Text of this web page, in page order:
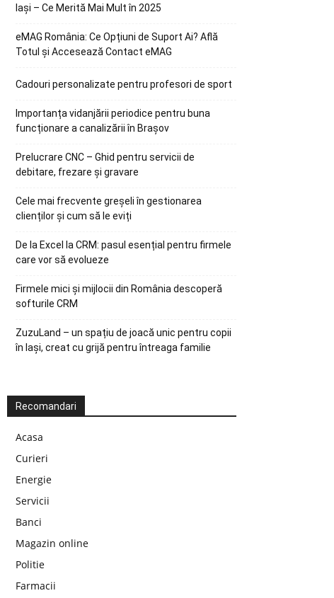
Iași – Ce Merită Mai Mult în 2025
eMAG România: Ce Opțiuni de Suport Ai? Află
Totul și Accesează Contact eMAG
Cadouri personalizate pentru profesori de sport
Importanța vidanjării periodice pentru buna
funcționare a canalizării în Brașov
Prelucrare CNC – Ghid pentru servicii de
debitare, frezare și gravare
Cele mai frecvente greșeli în gestionarea
clienților și cum să le eviți
De la Excel la CRM: pasul esențial pentru firmele
care vor să evolueze
Firmele mici și mijlocii din România descoperă
softurile CRM
ZuzuLand – un spațiu de joacă unic pentru copii
în Iași, creat cu grijă pentru întreaga familie
Recomandari
Acasa
Curieri
Energie
Servicii
Banci
Magazin online
Politie
Farmacii